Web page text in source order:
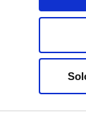
Dissabte i
Tancat